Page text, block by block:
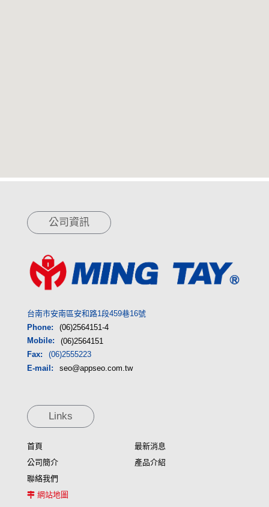
公司資訊
台南市安南區安和路1段459巷16號
Phone:
(06)2564151-4
Mobile:
(06)2564151
Fax:
(06)2555223
E-mail:
seo@appseo.com.tw
Links
首頁
最新消息
公司簡介
產品介紹
聯絡我們
網站地圖